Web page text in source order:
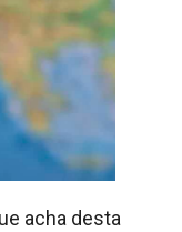
acha desta